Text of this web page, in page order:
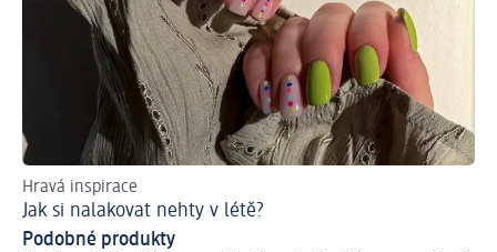
Hravá inspirace
Jak si nalakovat nehty v létě?
Podobné produkty